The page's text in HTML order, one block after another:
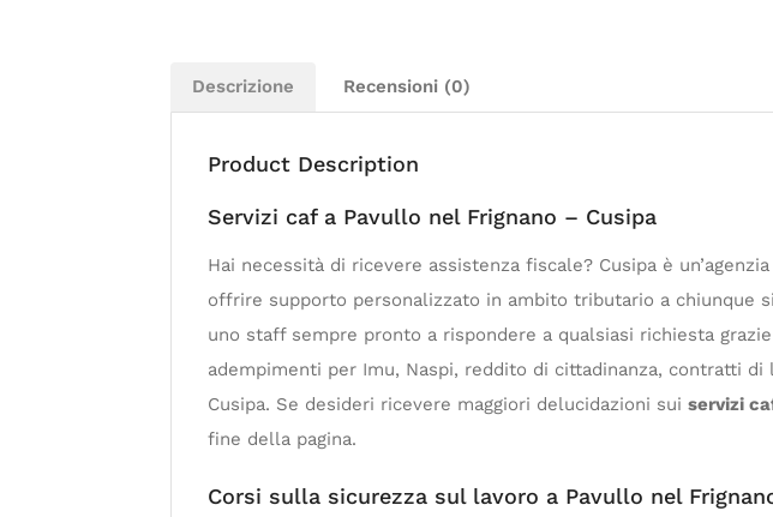
Descrizione Recensioni (0)
Product Description
Servizi caf a Pavullo nel Frignano – Cusipa
Hai necessità di ricevere assistenza fiscale? Cusipa è
offrire supporto personalizzato in ambito tributario a chiunque
uno staff sempre pronto a rispondere a qualsiasi richiesta
adempimenti per Imu, Naspi, reddito di cittadinanza, contratti
Cusipa. Se desideri ricevere maggiori delucidazioni sui servizi
fine della pagina.
Corsi sulla sicurezza sul lavoro a Pavullo nel